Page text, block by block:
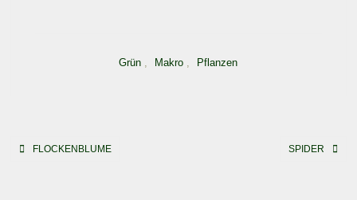
Grün Makro Pflanzen
Beitragsnavigation
FLOCKENBLUME SPIDER